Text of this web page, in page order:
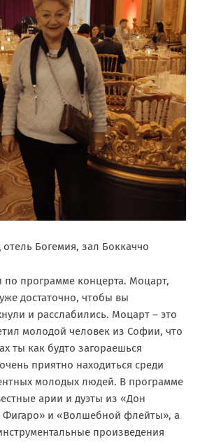
отель Богемия, зал Боккаччо
по программе концерта. Моцарт,
достаточно, чтобы вы
и расслабились. Моцарт – это
молодой человек из Софии, что
ты как будто загораешься
приятно находиться среди
молодых людей. В программе
арии и дуэты из «Дон
и «Волшебной флейты», а
произведения